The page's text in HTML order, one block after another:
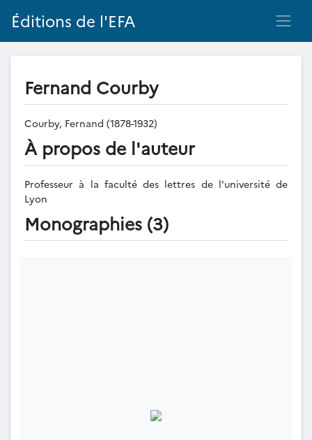
Éditions de l'EFA
Fernand Courby
Courby, Fernand (1878-1932)
À propos de l'auteur
Professeur à la faculté des lettres de l'université de
Lyon
Monographies (3)